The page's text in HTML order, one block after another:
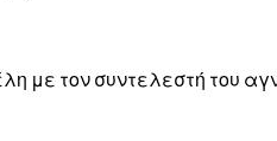
με τον συντελεστή του